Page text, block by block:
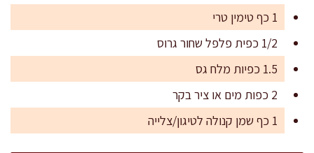
1 כף טימין טרי
1/2 כפית פלפל שחור גרוס
1.5 כפיות מלח גס
2 כפות מים או ציר בקר
1 כף שמן קנולה לטיגון/צלייה